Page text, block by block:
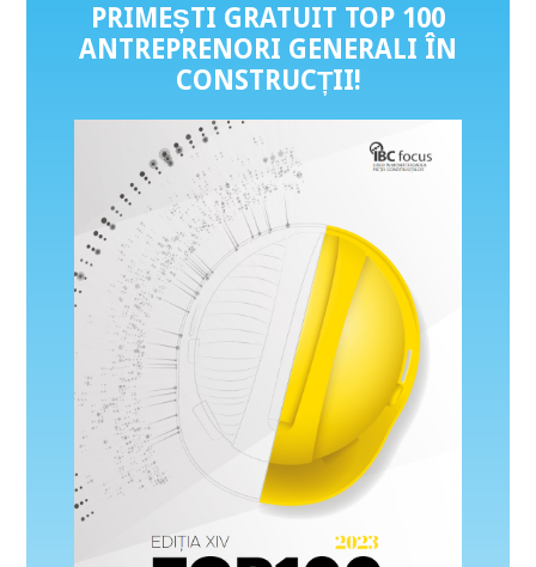
PRIMEȘTI GRATUIT TOP 100
ANTREPRENORI GENERALI ÎN
CONSTRUCȚII!